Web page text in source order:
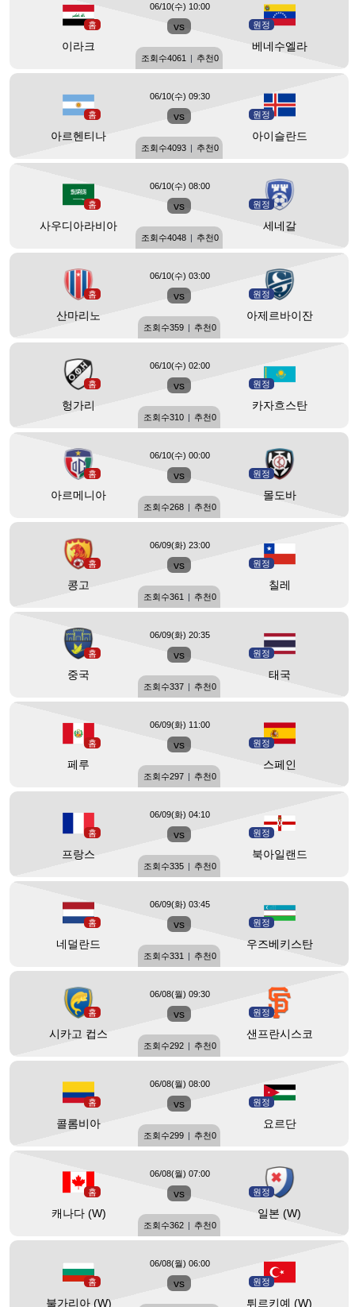
홈
이라크
vs 원정
베네수엘라
06/10(수) 10:00
조회수4061 | 추천0
홈
아르헨티나
vs 원정
아이슬란드
06/10(수) 09:30
조회수4093 | 추천0
홈
사우디아라비아
vs 원정
세네갈
06/10(수) 08:00
조회수4048 | 추천0
홈
산마리노
vs 원정
아제르바이잔
06/10(수) 03:00
조회수359 | 추천0
홈
헝가리
vs 원정
카자흐스탄
06/10(수) 02:00
조회수310 | 추천0
홈
아르메니아
vs 원정
몰도바
06/10(수) 00:00
조회수268 | 추천0
홈
콩고
vs 원정
칠레
06/09(화) 23:00
조회수361 | 추천0
홈
중국
vs 원정
태국
06/09(화) 20:35
조회수337 | 추천0
홈
페루
vs 원정
스페인
06/09(화) 11:00
조회수297 | 추천0
홈
프랑스
vs 원정
북아일랜드
06/09(화) 04:10
조회수335 | 추천0
홈
네덜란드
vs 원정
우즈베키스탄
06/09(화) 03:45
조회수331 | 추천0
홈
시카고 컵스
vs 원정
샌프란시스코
06/08(월) 09:30
조회수292 | 추천0
홈
콜롬비아
vs 원정
요르단
06/08(월) 08:00
조회수299 | 추천0
홈
캐나다 (W)
vs 원정
일본 (W)
06/08(월) 07:00
조회수362 | 추천0
홈
불가리아 (W)
vs 원정
튀르키예 (W)
06/08(월) 06:00